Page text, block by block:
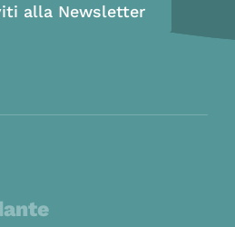
alla Newsletter